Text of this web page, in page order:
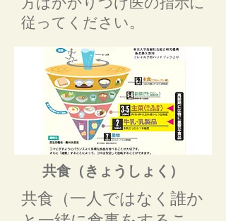
従ってください。
共食（きょうしょく）
共食（一人ではなく誰か